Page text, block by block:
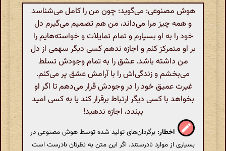
هوش مصنوعی: می‌گوید: چون من را کامل می‌شناسد
و همه چیز مرا می‌داند، من هم تصمیم می‌گیرم دل
خود را به او بسپارم و تمام تمایلات و خواسته‌هایم را
بر او متمرکز کنم و اجازه ندهم کسی دیگر سهمی از دل
من داشته باشد. عشق را به تمام وجودش تسلط
می‌بخشم و زندگی‌اش را با آرامش عشق پر می‌کنم.
غیرت عمیق خود را در وجودش قرار می‌دهم تا اگر او
بخواهد با کسی دیگر ارتباط برقرار کند یا به کسی امید
ببندد، اجازه ندهید!
اخطار: برگردان‌های تولید شده توسط هوش مصنوعی در
بسیاری از موارد نادرستند. اگر این متن به نظرتان نادرست است